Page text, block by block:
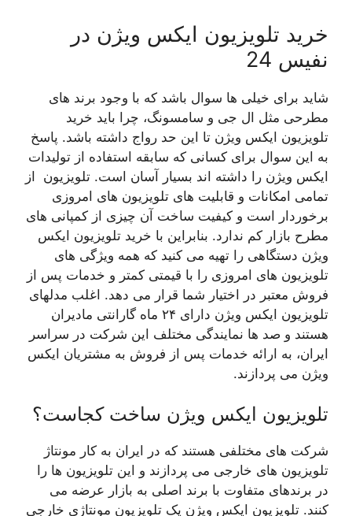
خرید تلویزیون ایکس ویژن در
نفیس 24
شاید برای خیلی ها سوال باشد که با وجود برند های
مطرحی مثل ال جی و سامسونگ، چرا باید خرید
تلویزیون ایکس ویژن تا این حد رواج داشته باشد. پاسخ
به این سوال برای کسانی که سابقه استفاده از تولیدات
ایکس ویژن را داشته اند بسیار آسان است. تلویزیون از
تمامی امکانات و قابلیت های تلویزیون های امروزی
برخوردار است و کیفیت ساخت آن چیزی از کمپانی های
مطرح بازار کم ندارد. بنابراین با خرید تلویزیون ایکس
ویژن دستگاهی را تهیه می کنید که همه ویژگی های
تلویزیون های امروزی را با قیمتی کمتر و خدمات پس از
فروش معتبر در اختیار شما قرار می دهد. اغلب مدلهای
تلویزیون ایکس ویژن دارای ۲۴ ماه گارانتی مادیران
هستند و صد ها نمایندگی مختلف این شرکت در سراسر
ایران، به ارائه خدمات پس از فروش به مشتریان ایکس
ویژن می پردازند.
تلویزیون ایکس ویژن ساخت کجاست؟
شرکت های مختلفی هستند که در ایران به کار مونتاژ
تلویزیون های خارجی می پردازند و این تلویزیون ها را
در برندهای متفاوت با برند اصلی به بازار عرضه می
کنند. تلویزیون ایکس ویژن یک تلویزیون مونتاژی خارجی